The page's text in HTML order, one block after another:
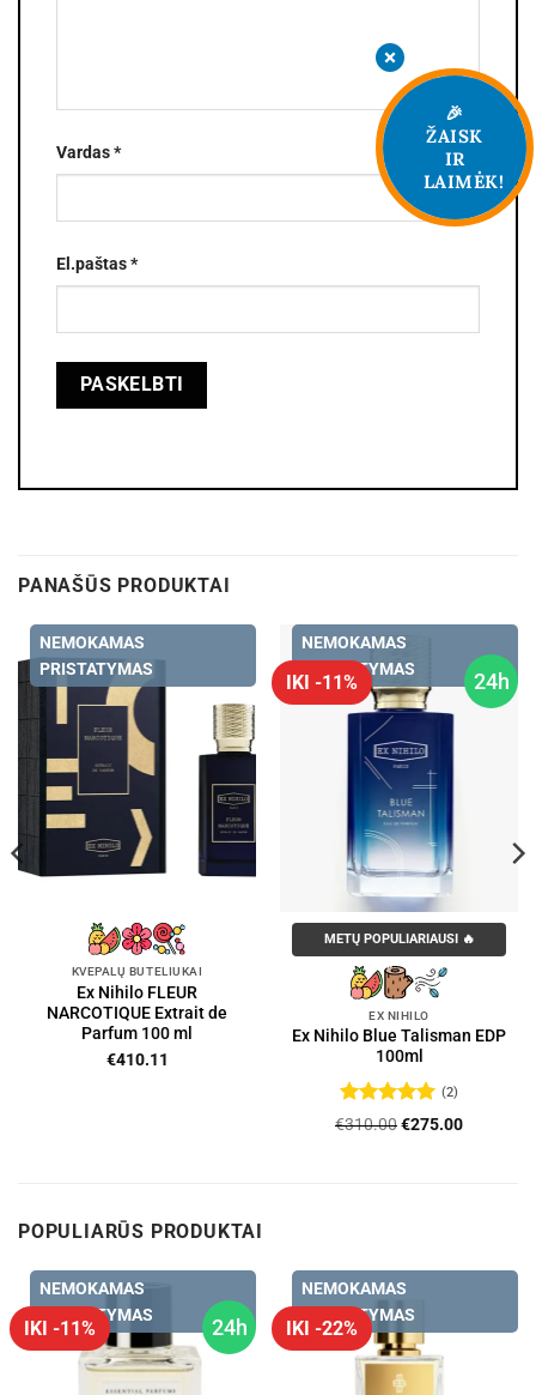
Vardas*
El.paštas*
PANAŠŪS PRODUKTAI
NEMOKAMAS
PRISTATYMAS
KVEPALŲ BUTELIUKAI
Ex Nihilo FLEUR
NARCOTIQUE Extrait de
Parfum 100 ml
€410.11
24h
IKI -11%
NEMOKAMAS
PRISTATYMAS
METŲ POPULIARIAUSI 🔥
EX NIHILO
Ex Nihilo Blue Talisman EDP
100ml
Įvertinimas:
(2)
€310.00Original
€275.00Current
POPULIARŪS PRODUKTAI
24h
IKI -11%
NEMOKAMAS
PRISTATYMAS
IKI -22%
NEMOKAMAS
PRISTATYMAS
🎉
ŽAISK
IR
LAIMĖK!